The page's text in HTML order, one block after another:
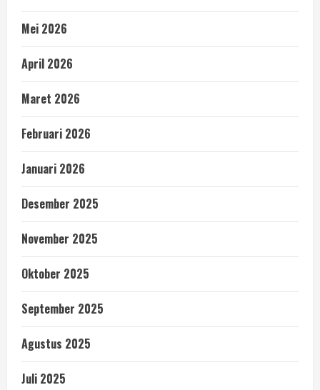
Mei 2026
April 2026
Maret 2026
Februari 2026
Januari 2026
Desember 2025
November 2025
Oktober 2025
September 2025
Agustus 2025
Juli 2025